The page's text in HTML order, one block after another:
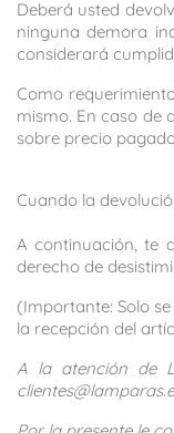
Deberá usted
ninguna demora
considerará
Como
mismo. En caso de
sobre precio
Cuando la
A continuación, te
derecho de
(Importante: Solo
la recepción del
A la atención de